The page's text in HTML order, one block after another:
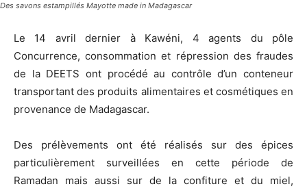
Des savons estampillés Mayotte made in Madagascar
Le 14 avril dernier à Kawéni, 4 agents du pôle
Concurrence, consommation et répression des fraudes
de la DEETS ont procédé au contrôle d’un conteneur
transportant des produits alimentaires et cosmétiques en
provenance de Madagascar.
Des prélèvements ont été réalisés sur des épices
particulièrement surveillées en cette période de
Ramadan mais aussi sur de la confiture et du miel,